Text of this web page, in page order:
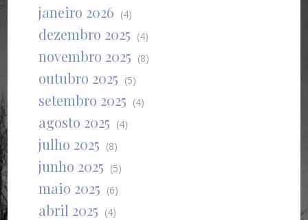
janeiro 2026 (4)
dezembro 2025 (4)
novembro 2025 (8)
outubro 2025 (5)
setembro 2025 (4)
agosto 2025 (4)
julho 2025 (8)
junho 2025 (5)
maio 2025 (6)
abril 2025 (4)